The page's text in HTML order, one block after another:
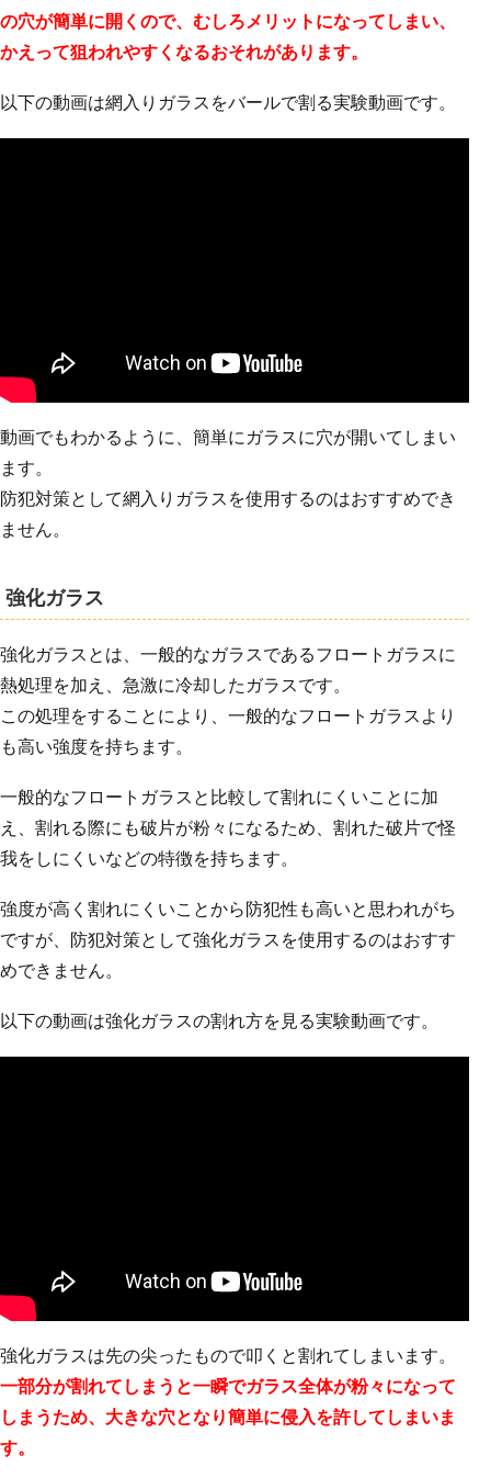
の穴が簡単に開くので、むしろメリットになってしまい、
かえって狙われやすくなるおそれがあります。
以下の動画は網入りガラスをバールで割る実験動画です。
動画でもわかるように、簡単にガラスに穴が開いてしまい
ます。
防犯対策として網入りガラスを使用するのはおすすめでき
ません。
強化ガラス
強化ガラスとは、一般的なガラスであるフロートガラスに
熱処理を加え、急激に冷却したガラスです。
この処理をすることにより、一般的なフロートガラスより
も高い強度を持ちます。
一般的なフロートガラスと比較して割れにくいことに加
え、割れる際にも破片が粉々になるため、割れた破片で怪
我をしにくいなどの特徴を持ちます。
強度が高く割れにくいことから防犯性も高いと思われがち
ですが、防犯対策として強化ガラスを使用するのはおすす
めできません。
以下の動画は強化ガラスの割れ方を見る実験動画です。
強化ガラスは先の尖ったもので叩くと割れてしまいます。
一部分が割れてしまうと一瞬でガラス全体が粉々になって
しまうため、大きな穴となり簡単に侵入を許してしまいま
す。